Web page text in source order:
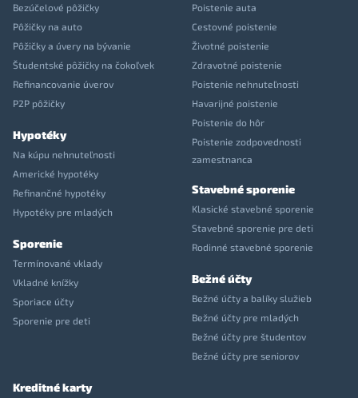
Bezúčelové pôžičky
Pôžičky na auto
Pôžičky a úvery na bývanie
Študentské pôžičky na čokoľvek
Refinancovanie úverov
P2P pôžičky
Hypotéky
Na kúpu nehnuteľnosti
Americké hypotéky
Refinančné hypotéky
Hypotéky pre mladých
Sporenie
Termínované vklady
Vkladné knížky
Sporiace účty
Sporenie pre deti
Poistenie auta
Cestovné poistenie
Životné poistenie
Zdravotné poistenie
Poistenie nehnuteľnosti
Havarijné poistenie
Poistenie do hôr
Poistenie zodpovednosti
zamestnanca
Stavebné sporenie
Klasické stavebné sporenie
Stavebné sporenie pre deti
Rodinné stavebné sporenie
Bežné účty
Bežné účty a balíky služieb
Bežné účty pre mladých
Bežné účty pre študentov
Bežné účty pre seniorov
Kreditné karty